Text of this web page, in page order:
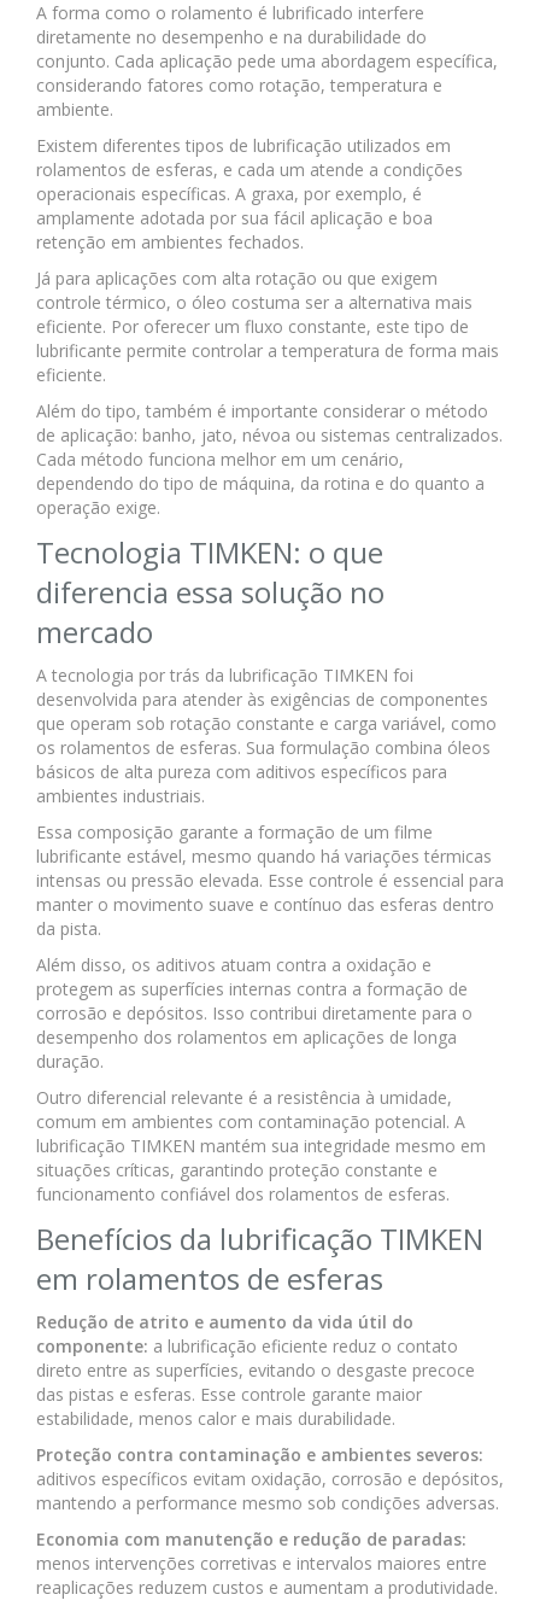
A forma como o rolamento é lubrificado interfere
diretamente no desempenho e na durabilidade do
conjunto. Cada aplicação pede uma abordagem específica,
considerando fatores como rotação, temperatura e
ambiente.
Existem diferentes tipos de lubrificação utilizados em
rolamentos de esferas, e cada um atende a condições
operacionais específicas. A graxa, por exemplo, é
amplamente adotada por sua fácil aplicação e boa
retenção em ambientes fechados.
Já para aplicações com alta rotação ou que exigem
controle térmico, o óleo costuma ser a alternativa mais
eficiente. Por oferecer um fluxo constante, este tipo de
lubrificante permite controlar a temperatura de forma mais
eficiente.
Além do tipo, também é importante considerar o método
de aplicação: banho, jato, névoa ou sistemas centralizados.
Cada método funciona melhor em um cenário,
dependendo do tipo de máquina, da rotina e do quanto a
operação exige.
Tecnologia TIMKEN: o que
diferencia essa solução no
mercado
A tecnologia por trás da lubrificação TIMKEN foi
desenvolvida para atender às exigências de componentes
que operam sob rotação constante e carga variável, como
os rolamentos de esferas. Sua formulação combina óleos
básicos de alta pureza com aditivos específicos para
ambientes industriais.
Essa composição garante a formação de um filme
lubrificante estável, mesmo quando há variações térmicas
intensas ou pressão elevada. Esse controle é essencial para
manter o movimento suave e contínuo das esferas dentro
da pista.
Além disso, os aditivos atuam contra a oxidação e
protegem as superfícies internas contra a formação de
corrosão e depósitos. Isso contribui diretamente para o
desempenho dos rolamentos em aplicações de longa
duração.
Outro diferencial relevante é a resistência à umidade,
comum em ambientes com contaminação potencial. A
lubrificação TIMKEN mantém sua integridade mesmo em
situações críticas, garantindo proteção constante e
funcionamento confiável dos rolamentos de esferas.
Benefícios da lubrificação TIMKEN
em rolamentos de esferas
Redução de atrito e aumento da vida útil do
componente: a lubrificação eficiente reduz o contato
direto entre as superfícies, evitando o desgaste precoce
das pistas e esferas. Esse controle garante maior
estabilidade, menos calor e mais durabilidade.
Proteção contra contaminação e ambientes severos:
aditivos específicos evitam oxidação, corrosão e depósitos,
mantendo a performance mesmo sob condições adversas.
Economia com manutenção e redução de paradas:
menos intervenções corretivas e intervalos maiores entre
reaplicações reduzem custos e aumentam a produtividade.